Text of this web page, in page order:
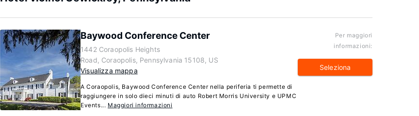
Baywood Conference Center
1442 Coraopolis Heights
Road, Coraopolis, Pennsylvania 15108, US
Visualizza mappa
A Coraopolis, Baywood Conference Center nella periferia ti permette di
raggiungere in solo dieci minuti di auto Robert Morris University e UPMC
Events... Maggiori informazioni
Per maggiori
informazioni:
Seleziona